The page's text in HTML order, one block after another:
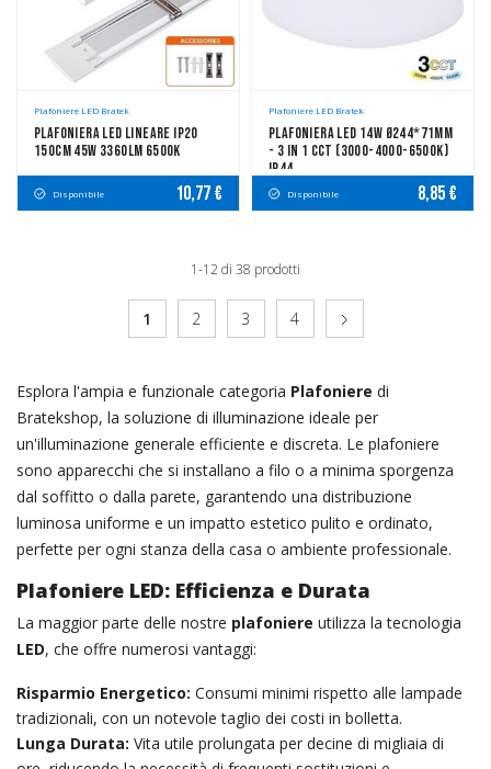
Plafoniere LED Bratek
Plafoniera LED Lineare IP20
150cm 45W 3360LM 6500K
Disponibile 10,77 €
Plafoniere LED Bratek
Plafoniera LED 14W Ø244*71mm
- 3 In 1 CCT (3000-4000-6500K)
IP44
Disponibile 8,85 €
1-12 di 38 prodotti
1 2 3 4
Esplora l'ampia e funzionale categoria Plafoniere di
Bratekshop, la soluzione di illuminazione ideale per
un'illuminazione generale efficiente e discreta. Le plafoniere
sono apparecchi che si installano a filo o a minima sporgenza
dal soffitto o dalla parete, garantendo una distribuzione
luminosa uniforme e un impatto estetico pulito e ordinato,
perfette per ogni stanza della casa o ambiente professionale.
Plafoniere LED: Efficienza e Durata
La maggior parte delle nostre plafoniere utilizza la tecnologia
LED, che offre numerosi vantaggi:
Risparmio Energetico: Consumi minimi rispetto alle lampade
tradizionali, con un notevole taglio dei costi in bolletta.
Lunga Durata: Vita utile prolungata per decine di migliaia di